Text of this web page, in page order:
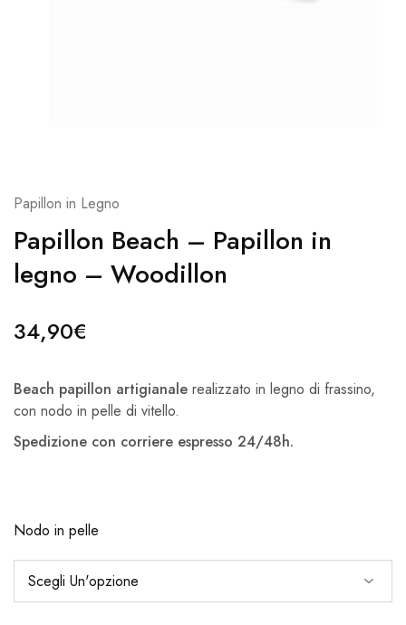
Papillon in Legno
Papillon Beach – Papillon in
legno – Woodillon
34,90€
Beach papillon artigianale realizzato in legno di frassino,
con nodo in pelle di vitello.
Spedizione con corriere espresso 24/48h.
Nodo in pelle